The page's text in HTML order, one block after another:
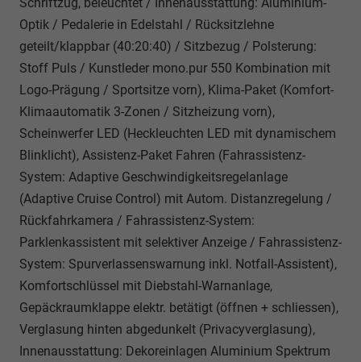
Optik / Pedalerie in Edelstahl / Rücksitzlehne
geteilt/klappbar (40:20:40) / Sitzbezug / Polsterung:
Stoff Puls / Kunstleder mono.pur 550 Kombination mit
Logo-Prägung / Sportsitze vorn), Klima-Paket (Komfort-
Klimaautomatik 3-Zonen / Sitzheizung vorn),
Scheinwerfer LED (Heckleuchten LED mit dynamischem
Blinklicht), Assistenz-Paket Fahren (Fahrassistenz-
System: Adaptive Geschwindigkeitsregelanlage
(Adaptive Cruise Control) mit Autom. Distanzregelung /
Rückfahrkamera / Fahrassistenz-System:
Parklenkassistent mit selektiver Anzeige / Fahrassistenz-
System: Spurverlassenswarnung inkl. Notfall-Assistent),
Komfortschlüssel mit Diebstahl-Warnanlage,
Gepäckraumklappe elektr. betätigt (öffnen + schliessen),
Verglasung hinten abgedunkelt (Privacyverglasung),
Innenausstattung: Dekoreinlagen Aluminium Spektrum